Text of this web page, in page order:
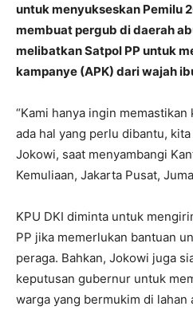
untuk menyukseskan Pemilu
membuat pergub di daerah
melibatkan Satpol PP untuk
kampanye (APK) dari wajah
“Kami hanya ingin memastikan
ada hal yang perlu dibantu,
Jokowi, saat menyambangi
Kemuliaan, Jakarta Pusat,
KPU DKI diminta untuk
PP jika memerlukan bantuan
peraga. Bahkan, Jokowi juga
keputusan gubernur untuk
warga yang bermukim di lahan